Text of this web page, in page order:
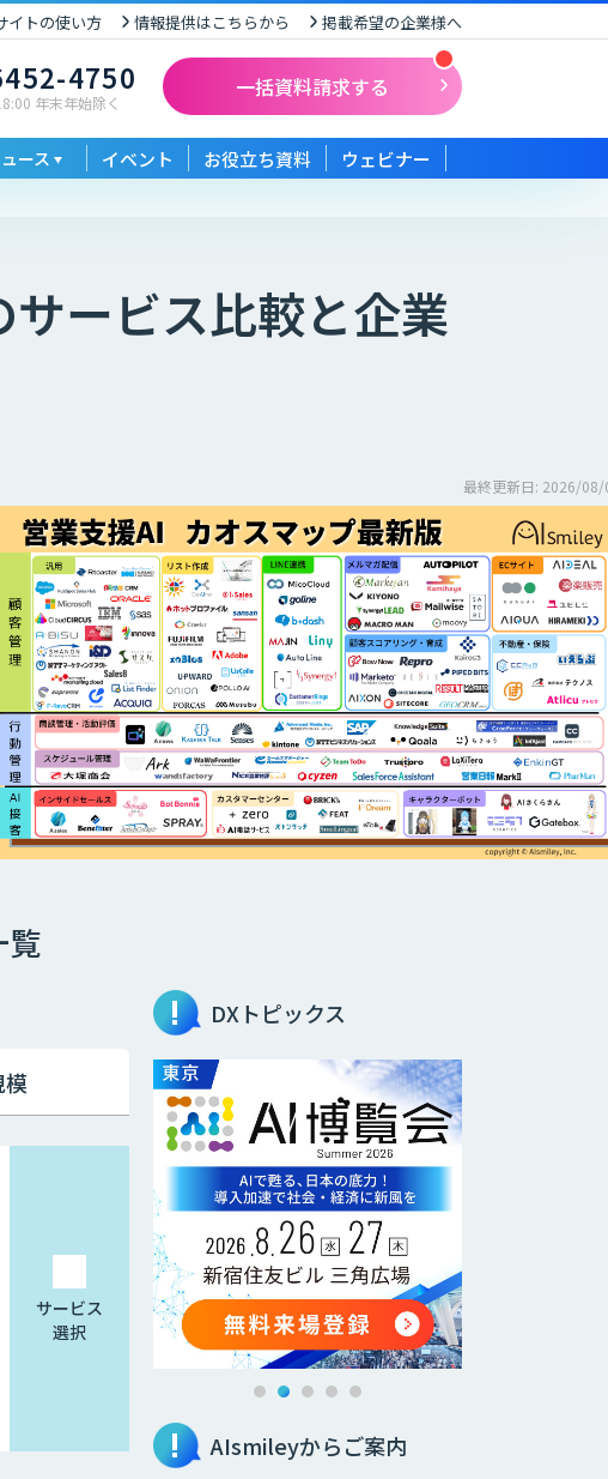
イトの使い方 情報提供はこちらから 掲載希望の企業様へ
4750
年末年始除く
一括資料請求する
ース イベント お役立ち資料 ウェビナー
サービス比較と企業
最終更新日: 2026/08/
覧
サービス
選択
DXトピックス
AIsmileyからご案内